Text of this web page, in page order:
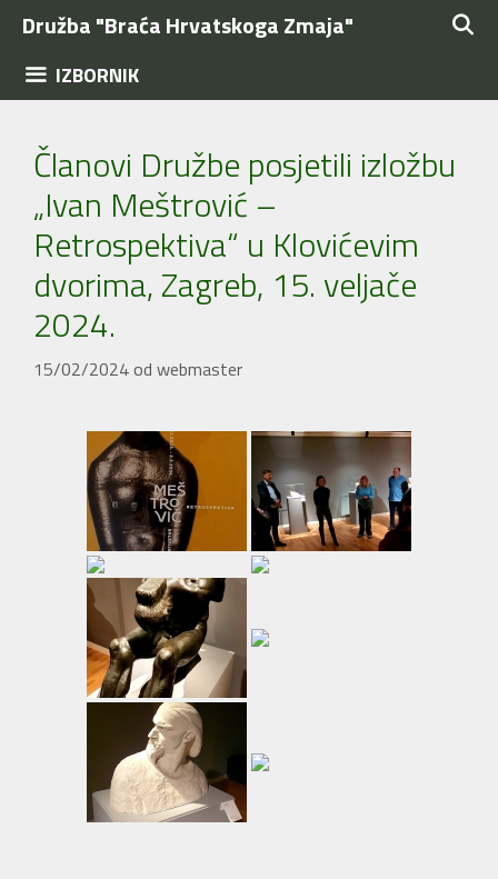
Preskoči
sadržaj
Družba "Braća Hrvatskoga Zmaja"
IZBORNIK
Članovi Družbe posjetili izložbu
„Ivan Meštrović –
Retrospektiva“ u Klovićevim
dvorima, Zagreb, 15. veljače
2024.
15/02/2024od webmaster